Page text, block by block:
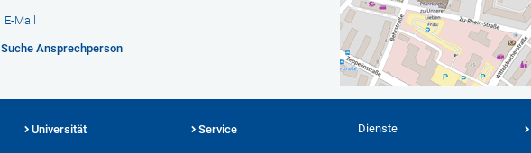
E-Mail
Suche Ansprechperson
Universität Service Dienste